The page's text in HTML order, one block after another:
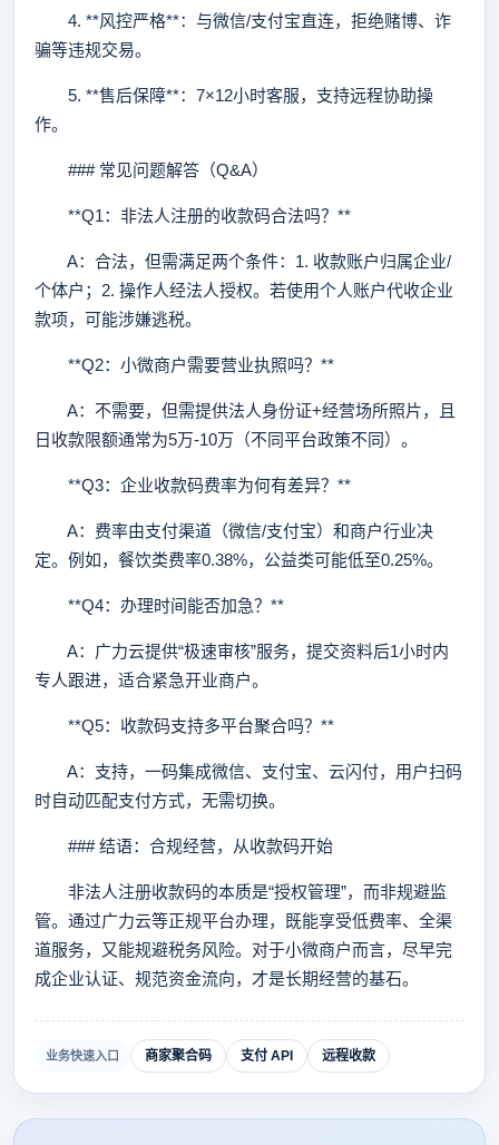
4. **风控严格**：与微信/支付宝直连，拒绝赌博、诈
骗等违规交易。
5. **售后保障**：7×12小时客服，支持远程协助操
作。
### 常见问题解答（Q&A）
**Q1：非法人注册的收款码合法吗？**
A：合法，但需满足两个条件：1. 收款账户归属企业/
个体户；2. 操作人经法人授权。若使用个人账户代收企业
款项，可能涉嫌逃税。
**Q2：小微商户需要营业执照吗？**
A：不需要，但需提供法人身份证+经营场所照片，且
日收款限额通常为5万-10万（不同平台政策不同）。
**Q3：企业收款码费率为何有差异？**
A：费率由支付渠道（微信/支付宝）和商户行业决
定。例如，餐饮类费率0.38%，公益类可能低至0.25%。
**Q4：办理时间能否加急？**
A：广力云提供“极速审核”服务，提交资料后1小时内
专人跟进，适合紧急开业商户。
**Q5：收款码支持多平台聚合吗？**
A：支持，一码集成微信、支付宝、云闪付，用户扫码
时自动匹配支付方式，无需切换。
### 结语：合规经营，从收款码开始
非法人注册收款码的本质是“授权管理”，而非规避监
管。通过广力云等正规平台办理，既能享受低费率、全渠
道服务，又能规避税务风险。对于小微商户而言，尽早完
成企业认证、规范资金流向，才是长期经营的基石。
业务快速入口 商家聚合码 支付 API 远程收款